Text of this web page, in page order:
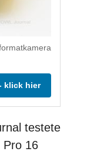
klick hier
testete
Pro 16